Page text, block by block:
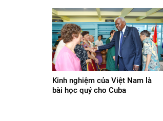
Kinh nghiệm của Việt Nam là
bài học quý cho Cuba